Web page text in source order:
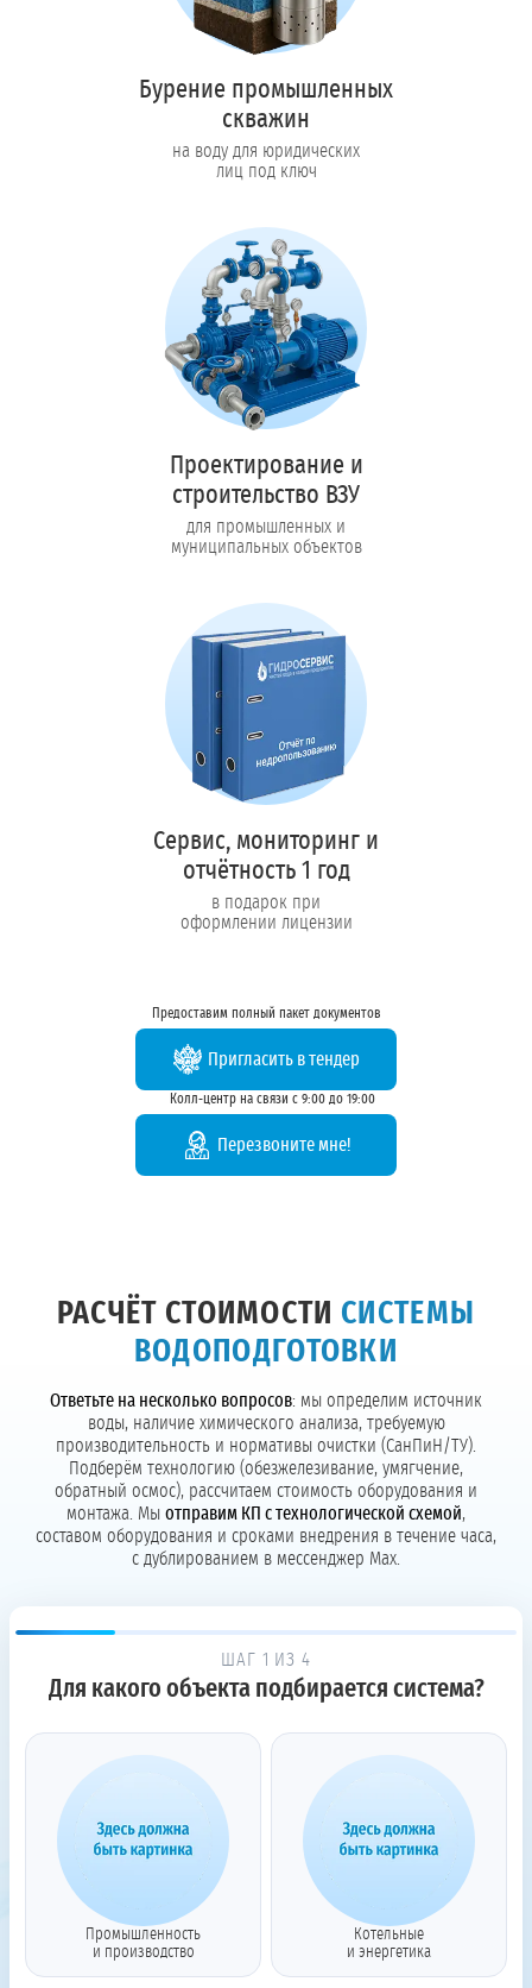
Бурение промышленных
скважин
на воду для юридических
лиц под ключ
Проектирование и
строительство ВЗУ
для промышленных и
муниципальных объектов
Сервис, мониторинг и
отчётность 1 год
в подарок при
оформлении лицензии
Предоставим полный пакет документов
Пригласить в тендер
Колл-центр на связи с 9:00 до 19:00
Перезвоните мне!
РАСЧЁТ СТОИМОСТИ СИСТЕМЫ
ВОДОПОДГОТОВКИ
Ответьте на несколько вопросов: мы определим источник
воды, наличие химического анализа, требуемую
производительность и нормативы очистки (СанПиН/ТУ).
Подберём технологию (обезжелезивание, умягчение,
обратный осмос), рассчитаем стоимость оборудования и
монтажа. Мы отправим КП с технологической схемой,
составом оборудования и сроками внедрения в течение часа,
с дублированием в мессенджер Max.
ШАГ 1 ИЗ 4
Для какого объекта подбирается система?
Промышленность
и производство
Котельные
и энергетика